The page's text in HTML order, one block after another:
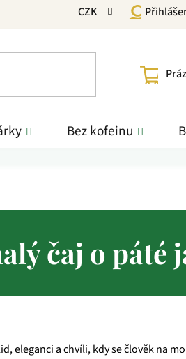
CZK
Bez kofeinu
čaj o páté
eleganci a chvíli, kdy se člověk na